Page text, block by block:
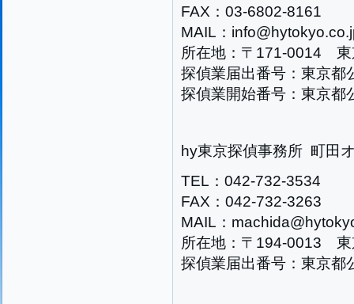
FAX：03-6802-8161
MAIL：
所在地：〒171-0014 東
探偵業届出番号：東京
探偵業開始番号：東京
hy東京探偵事務所 町田
TEL：042-732-3534
FAX：042-732-3263
MAIL：
所在地：〒194-0013 東
探偵業届出番号：東京